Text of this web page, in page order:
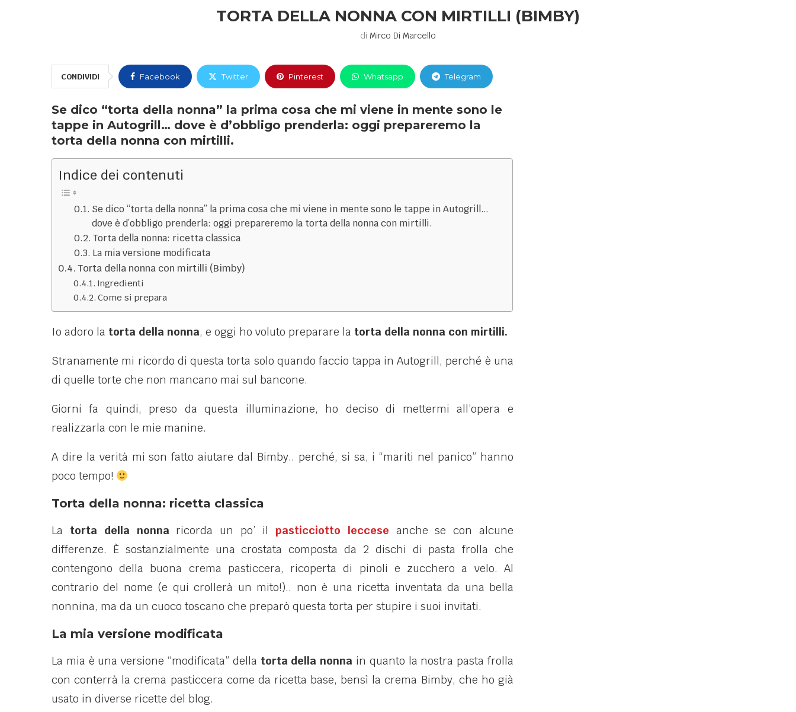
TORTA DELLA NONNA CON MIRTILLI (BIMBY)
di Mirco Di Marcello
CONDIVIDI Facebook Twitter Pinterest Whatsapp Telegram
Se dico “torta della nonna” la prima cosa che mi viene in mente sono le
tappe in Autogrill… dove è d’obbligo prenderla: oggi prepareremo la
torta della nonna con mirtilli.
Indice dei contenuti
Se dico “torta della nonna” la prima cosa che mi viene in mente sono le tappe in Autogrill…
dove è d’obbligo prenderla: oggi prepareremo la torta della nonna con mirtilli.
Torta della nonna: ricetta classica
La mia versione modificata
Torta della nonna con mirtilli (Bimby)
Ingredienti
Come si prepara
Io adoro la torta della nonna, e oggi ho voluto preparare la torta della nonna con mirtilli.
Stranamente mi ricordo di questa torta solo quando faccio tappa in Autogrill, perché è una
di quelle torte che non mancano mai sul bancone.
Giorni fa quindi, preso da questa illuminazione, ho deciso di mettermi all’opera e
realizzarla con le mie manine.
A dire la verità mi son fatto aiutare dal Bimby.. perché, si sa, i “mariti nel panico” hanno
poco tempo!
Torta della nonna: ricetta classica
La torta della nonna ricorda un po’ il pasticciotto leccese anche se con alcune
differenze. Èsostanzialmente una crostata composta da 2 dischi di pasta frolla che
contengono della buona crema pasticcera, ricoperta di pinoli e zucchero a velo. Al
contrario del nome (e qui crollerà un mito!).. non è una ricetta inventata da una bella
nonnina, ma da un cuoco toscano che preparò questa torta per stupire i suoi invitati.
La mia versione modificata
La mia è una versione “modificata” della torta della nonna in quanto la nostra pasta frolla
con conterrà la crema pasticcera come da ricetta base, bensì la crema Bimby, che ho già
usato in diverse ricette del blog.